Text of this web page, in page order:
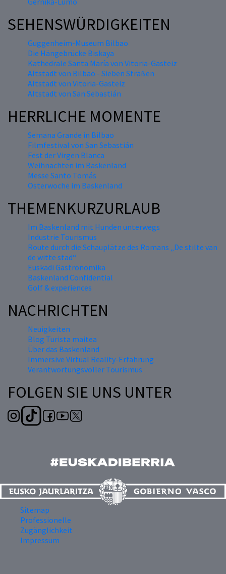
SEHENSWÜRDIGKEITEN
Guggenheim-Museum Bilbao
Die Hängebrücke Biskaya
Kathedrale Santa María von Vitoria-Gasteiz
Altstadt von Bilbao - Sieben Straßen
Altstadt von Vitoria-Gasteiz
Altstadt von San Sebastián
HERRLICHE MOMENTE
Semana Grande in Bilbao
Filmfestival von San Sebastián
Fest der Virgen Blanca
Weihnachten im Baskenland
Messe Santo Tomás
Osterwoche im Baskenland
THEMENKURZURLAUB
Im Baskenland mit Hunden unterwegs
Industrie Tourismus
Route durch die Schauplätze des Romans „De stilte van
de witte stad“
Euskadi Gastronomika
Baskenland Confidential
Golf & experiences
NACHRICHTEN
Neuigkeiten
Blog Turista maitea
Über das Baskenland
Immersive Virtual Reality-Erfahrung
Verantwortungsvoller Tourismus
FOLGEN SIE UNS UNTER
Sitemap
Professionelle
Zugänglichkeit
Impressum